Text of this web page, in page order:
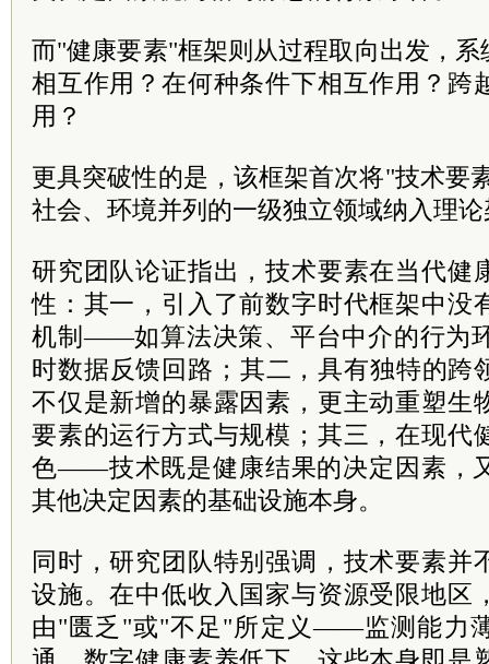
而"健康要素"框架则从过程取向出发，
相互作用？在何种条件下相互作用？跨
用？
更具突破性的是，该框架首次将"技术要
社会、环境并列的一级独立领域纳入理
研究团队论证指出，技术要素在当代健
性：其一，引入了前数字时代框架中没
机制——如算法决策、平台中介的行为
时数据反馈回路；其二，具有独特的
不仅是新增的暴露因素，更主动重塑生
要素的运行方式与规模；其三，在现代
色——技术既是健康结果的决定因素，
其他决定因素的基础设施本身。
同时，研究团队特别强调，技术要素并
设施。在中低收入国家与资源受限地区
由"匮乏"或"不足"所定义——监测能力